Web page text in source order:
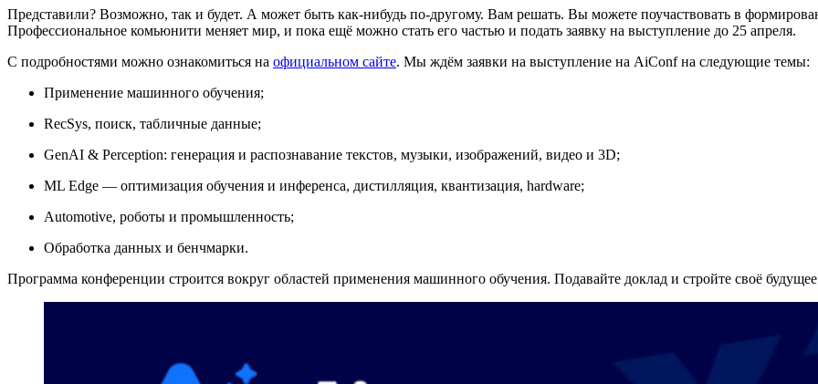
Представили? Возможно, так и будет. А может быть как-нибудь по-другому. Вам решать. Вы можете поучаствовать в
Профессиональное комьюнити меняет мир, и пока ещё можно стать его частью и подать заявку на выступление до 25 апреля.
С подробностями можно ознакомиться на официальном сайте. Мы ждём заявки на выступление на AiConf на следующие темы:
Применение машинного обучения;
RecSys, поиск, табличные данные;
GenAI & Perception: генерация и распознавание текстов, музыки, изображений, видео и 3D;
ML Edge — оптимизация обучения и инференса, дистилляция, квантизация, hardware;
Automotive, роботы и промышленность;
Обработка данных и бенчмарки.
Программа конференции строится вокруг областей применения машинного обучения. Подавайте доклад и стройте своё